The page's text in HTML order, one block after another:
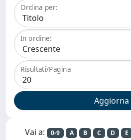
Ordina per:
In ordine:
Risultati/Pagina
Vai a: 0-9 A B C D E